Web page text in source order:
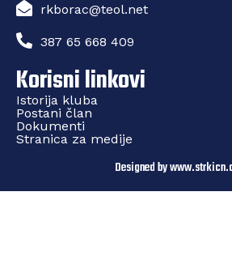
rkborac@teol.net
387 65 668 409
Korisni linkovi
Istorija kluba
Postani član
Dokumenti
Stranica za medije
Designed by